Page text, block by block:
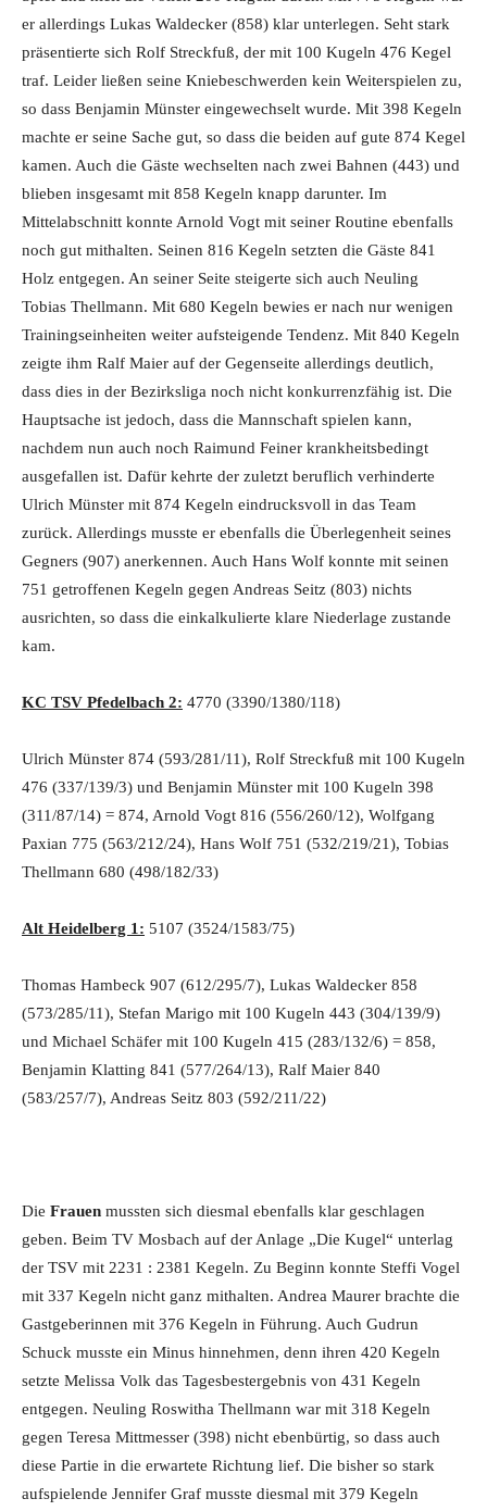
er allerdings Lukas Waldecker (858) klar unterlegen. Seht stark
präsentierte sich Rolf Streckfuß, der mit 100 Kugeln 476 Kegel
traf. Leider ließen seine Kniebeschwerden kein Weiterspielen zu,
so dass Benjamin Münster eingewechselt wurde. Mit 398 Kegeln
machte er seine Sache gut, so dass die beiden auf gute 874 Kegel
kamen. Auch die Gäste wechselten nach zwei Bahnen (443) und
blieben insgesamt mit 858 Kegeln knapp darunter. Im
Mittelabschnitt konnte Arnold Vogt mit seiner Routine ebenfalls
noch gut mithalten. Seinen 816 Kegeln setzten die Gäste 841
Holz entgegen. An seiner Seite steigerte sich auch Neuling
Tobias Thellmann. Mit 680 Kegeln bewies er nach nur wenigen
Trainingseinheiten weiter aufsteigende Tendenz. Mit 840 Kegeln
zeigte ihm Ralf Maier auf der Gegenseite allerdings deutlich,
dass dies in der Bezirksliga noch nicht konkurrenzfähig ist. Die
Hauptsache ist jedoch, dass die Mannschaft spielen kann,
nachdem nun auch noch Raimund Feiner krankheitsbedingt
ausgefallen ist. Dafür kehrte der zuletzt beruflich verhinderte
Ulrich Münster mit 874 Kegeln eindrucksvoll in das Team
zurück. Allerdings musste er ebenfalls die Überlegenheit seines
Gegners (907) anerkennen. Auch Hans Wolf konnte mit seinen
751 getroffenen Kegeln gegen Andreas Seitz (803) nichts
ausrichten, so dass die einkalkulierte klare Niederlage zustande
kam.
KC TSV Pfedelbach 2: 4770 (3390/1380/118)
Ulrich Münster 874 (593/281/11), Rolf Streckfuß mit 100 Kugeln
476 (337/139/3) und Benjamin Münster mit 100 Kugeln 398
(311/87/14) = 874, Arnold Vogt 816 (556/260/12), Wolfgang
Paxian 775 (563/212/24), Hans Wolf 751 (532/219/21), Tobias
Thellmann 680 (498/182/33)
Alt Heidelberg 1: 5107 (3524/1583/75)
Thomas Hambeck 907 (612/295/7), Lukas Waldecker 858
(573/285/11), Stefan Marigo mit 100 Kugeln 443 (304/139/9)
und Michael Schäfer mit 100 Kugeln 415 (283/132/6) = 858,
Benjamin Klatting 841 (577/264/13), Ralf Maier 840
(583/257/7), Andreas Seitz 803 (592/211/22)
Die Frauen mussten sich diesmal ebenfalls klar geschlagen
geben. Beim TV Mosbach auf der Anlage „Die Kugel“ unterlag
der TSV mit 2231 : 2381 Kegeln. Zu Beginn konnte Steffi Vogel
mit 337 Kegeln nicht ganz mithalten. Andrea Maurer brachte die
Gastgeberinnen mit 376 Kegeln in Führung. Auch Gudrun
Schuck musste ein Minus hinnehmen, denn ihren 420 Kegeln
setzte Melissa Volk das Tagesbestergebnis von 431 Kegeln
entgegen. Neuling Roswitha Thellmann war mit 318 Kegeln
gegen Teresa Mittmesser (398) nicht ebenbürtig, so dass auch
diese Partie in die erwartete Richtung lief. Die bisher so stark
aufspielende Jennifer Graf musste diesmal mit 379 Kegeln